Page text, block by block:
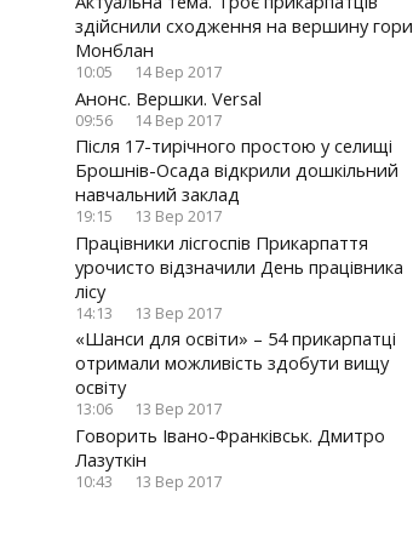
здійснили сходження на вершину гори
Монблан
10:05 14 Вер 2017
Анонс. Вершки. Versal
09:56 14 Вер 2017
Після 17-тирічного простою у селищі
Брошнів-Осада відкрили дошкільний
навчальний заклад
19:15 13 Вер 2017
Працівники лісгоспів Прикарпаття
урочисто відзначили День працівника
лісу
14:13 13 Вер 2017
«Шанси для освіти» – 54 прикарпатці
отримали можливість здобути вищу
освіту
13:06 13 Вер 2017
Говорить Івано-Франківськ. Дмитро
Лазуткін
10:43 13 Вер 2017